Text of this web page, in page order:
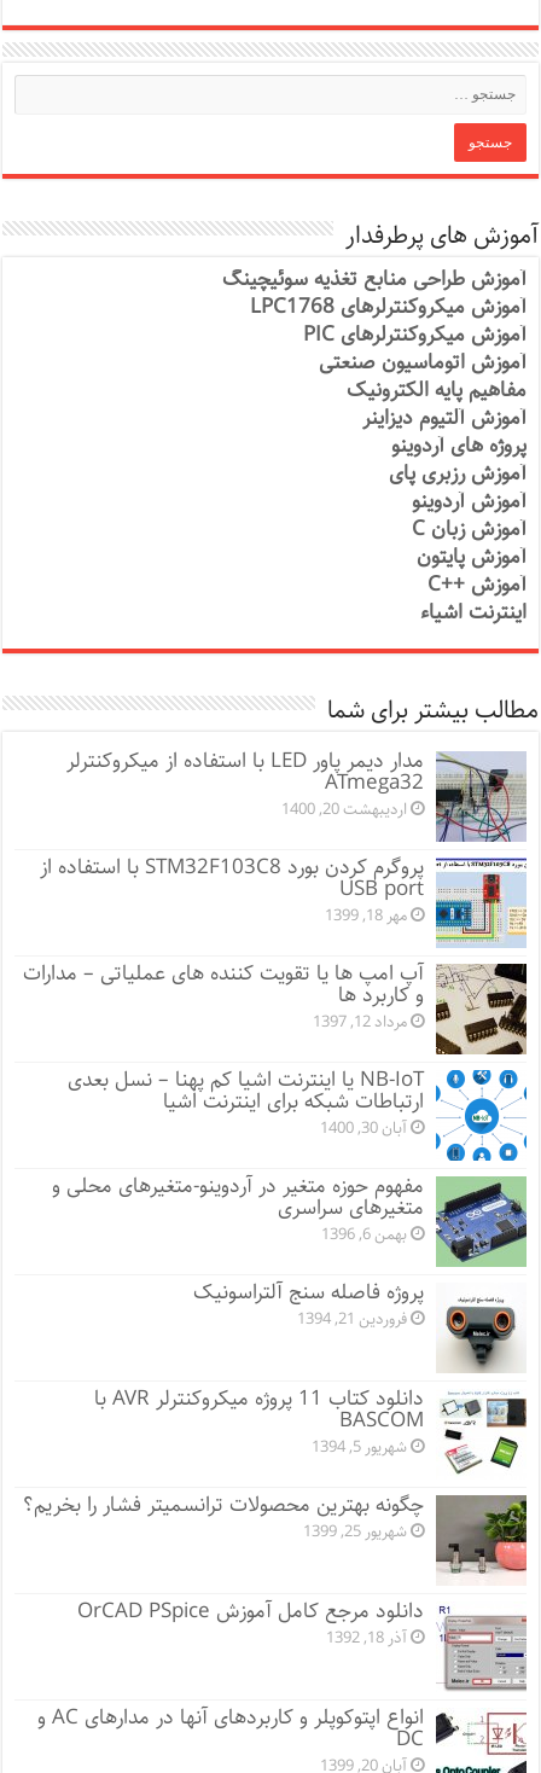
آموزش های پرطرفدار
آموزش طراحی منابع تغذیه سوئیچینگ
آموزش میکروکنترلرهای LPC1768
آموزش میکروکنترلرهای PIC
آموزش اتوماسیون صنعتی
مفاهیم پایه الکترونیک
آموزش آلتیوم دیزاینر
پروژه های آردوینو
آموزش رزبری پای
آموزش آردوینو
آموزش زبان C
آموزش پایتون
آموزش ++C
اینترنت اشیاء
مطالب بیشتر برای شما
مدار دیمر پاور LED با استفاده از میکروکنترلر
ATmega32
اردیبهشت 20, 1400
پروگرم کردن بورد STM32F103C8 با استفاده از
USB port
مهر 18, 1399
آپ امپ ها یا تقویت کننده های عملیاتی – مدارات
و کاربرد ها
مرداد 12, 1397
NB-IoT یا اینترنت اشیا کم پهنا – نسل بعدی
ارتباطات شبکه برای اینترنت اشیا
آبان 30, 1400
مفهوم حوزه متغیر در آردوینو-متغیرهای محلی و
متغیرهای سراسری
بهمن 6, 1396
پروژه فاصله سنج آلتراسونیک
فروردین 21, 1394
دانلود کتاب 11 پروژه میکروکنترلر AVR با
BASCOM
شهریور 5, 1394
چگونه بهترین محصولات ترانسمیتر فشار را بخریم؟
شهریور 25, 1399
دانلود مرجع کامل آموزش OrCAD PSpice
آذر 18, 1392
انواع اپتوکوپلر و کاربردهای آنها در مدارهای AC و
DC
آبان 20, 1399